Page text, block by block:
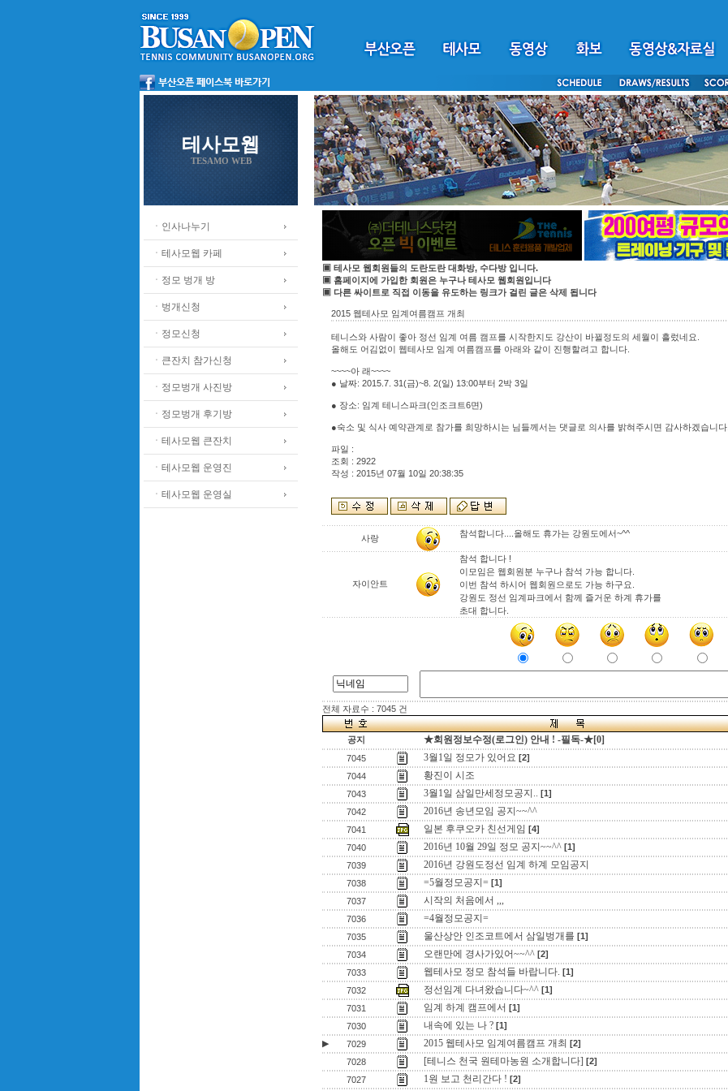
테사모웹
TESAMO WEB
ㆍ인사나누기
ㆍ테사모웹 카페
ㆍ정모 벙개 방
ㆍ벙개신청
ㆍ정모신청
ㆍ큰잔치 참가신청
ㆍ정모벙개 사진방
ㆍ정모벙개 후기방
ㆍ테사모웹 큰잔치
ㆍ테사모웹 운영진
ㆍ테사모웹 운영실
▣ 테사모 웹회원들의 도란도란 대화방, 수다방 입니다.
▣ 홈페이지에 가입한 회원은 누구나 테사모 웹회원입니다
▣ 다른 싸이트로 직접 이동을 유도하는 링크가 걸린 글은 삭제 됩니다
2015 웹테사모 임계여름캠프 개최
테니스와 사람이 좋아 정선 임계 여름 캠프를 시작한지도 강산이 바뀔정도의 세월이 흘렀네요.
올해도 어김없이 웹테사모 임계 여름캠프를 아래와 같이 진행할려고 합니다.
~~~~아 래~~~~
● 날짜: 2015.7. 31(금)~8. 2(일) 13:00부터 2박 3일
● 장소: 임계 테니스파크(인조크트6면)
●숙소 및 식사 예약관계로 참가를 희망하시는 님들께서는 댓글로 의사를 밝혀주시면 감사하겠습니다.
파일 :
조회 : 2922
작성 : 2015년 07월 10일 20:38:35
사랑 참석합니다....올해도 휴가는 강원도에서~^^
자이안트
참석 합니다 !
이모임은 웹회원분 누구나 참석 가능 합니다.
이번 참석 하시어 웹회원으로도 가능 하구요.
강원도 정선 임계파크에서 함께 즐거운 하계 휴가를
초대 합니다.
전체 자료수 : 7045 건
공지 ★회원정보수정(로그인) 안내 ! -필독-★[0]
7045
3월1일 정모가 있어요 [2]
7044
황진이 시조
7043
3월1일 삼일만세정모공지.. [1]
7042
2016년 송년모임 공지~~^^
7041
일본 후쿠오카 친선게임 [4]
7040
2016년 10월 29일 정모 공지~~^^ [1]
7039
2016년 강원도정선 임계 하계 모임공지
7038
=5월정모공지= [1]
7037
시작의 처음에서 ,,,
7036
=4월정모공지=
7035
울산상안 인조코트에서 삼일벙개를 [1]
7034
오랜만에 경사가있어~~^^ [2]
7033
웹테사모 정모 참석들 바랍니다. [1]
7032
정선임계 다녀왔습니다~^^ [1]
7031
임계 하계 캠프에서 [1]
7030
내속에 있는 나 ? [1]
▶
7029 2015 웹테사모 임계여름캠프 개최 [2]
7028
[테니스 천국 원테마농원 소개합니다] [2]
7027
1원 보고 천리간다 ! [2]